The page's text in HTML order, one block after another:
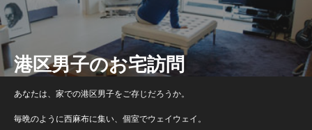
港区男子のお宅訪問
あなたは、家での港区男子をご存じだろうか。
毎晩のように西麻布に集い、個室でウェイウェイ。